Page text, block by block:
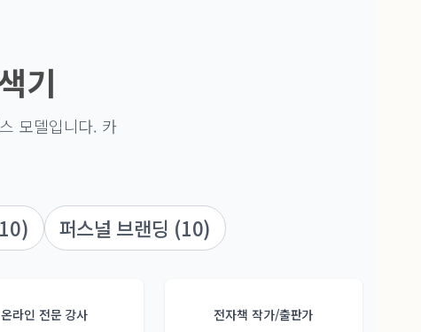
기
모델입니다. 카
퍼스널 브랜딩 (10)
온라인 전문 강사 전자책 작가/출판가